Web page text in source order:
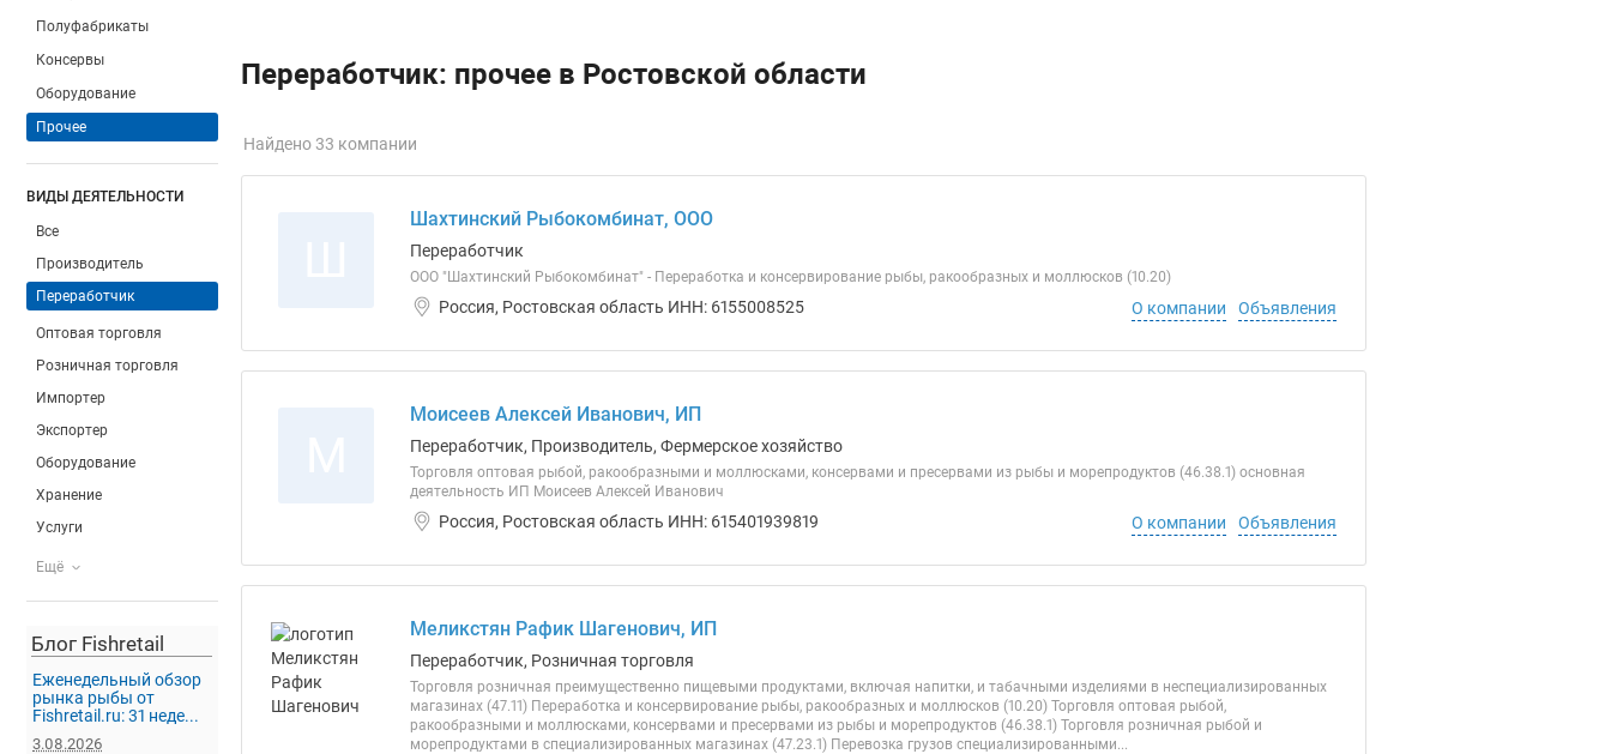
Полуфабрикаты
Консервы
Оборудование
Прочее
ВИДЫ ДЕЯТЕЛЬНОСТИ
Все
Производитель
Переработчик
Оптовая торговля
Розничная торговля
Импортер
Экспортер
Оборудование
Хранение
Услуги
Ещё
Блог Fishretail
Еженедельный обзор
рынка рыбы от
Fishretail.ru: 31 неде...
3.08.2026
Переработчик: прочее в Ростовской области
Найдено 33 компании
Шахтинский Рыбокомбинат, ООО
Переработчик
ООО "Шахтинский Рыбокомбинат" - Переработка и консервирование рыбы, ракообразных и моллюсков (10.20)
Россия, Ростовская область ИНН: 6155008525 О компании Объявления
Моисеев Алексей Иванович, ИП
Переработчик, Производитель, Фермерское хозяйство
Торговля оптовая рыбой, ракообразными и моллюсками, консервами и пресервами из рыбы и морепродуктов (46.38.1) основная
деятельность ИП Моисеев Алексей Иванович
Россия, Ростовская область ИНН: 615401939819 О компании Объявления
Меликстян Рафик Шагенович, ИП
Переработчик, Розничная торговля
Торговля розничная преимущественно пищевыми продуктами, включая напитки, и табачными изделиями в неспециализированных
магазинах (47.11) Переработка и консервирование рыбы, ракообразных и моллюсков (10.20) Торговля оптовая рыбой,
ракообразными и моллюсками, консервами и пресервами из рыбы и морепродуктов (46.38.1) Торговля розничная рыбой и
морепродуктами в специализированных магазинах (47.23.1) Перевозка грузов специализированными...